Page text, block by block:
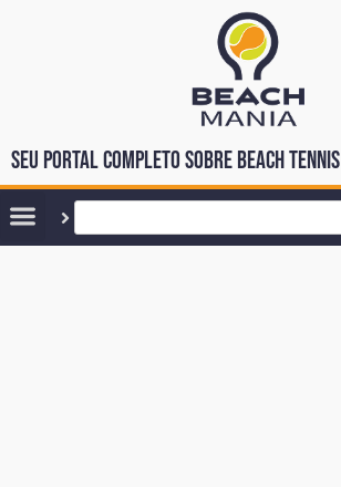
Seu portal completo sobre Beach Tennis